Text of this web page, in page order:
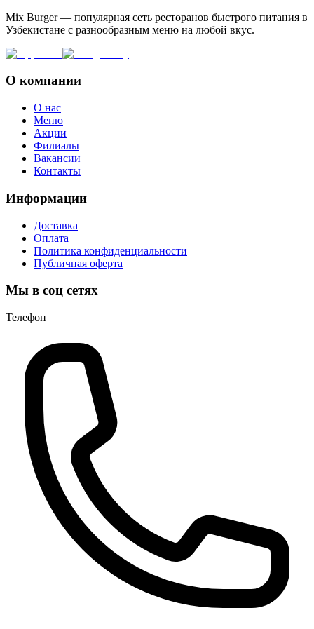
Mix Burger — популярная сеть ресторанов быстрого питания в
Узбекистане с разнообразным меню на любой вкус.
О компании
О нас
Меню
Акции
Филиалы
Вакансии
Контакты
Информации
Доставка
Оплата
Политика конфиденциальности
Публичная оферта
Мы в соц сетях
Телефон